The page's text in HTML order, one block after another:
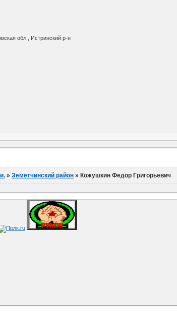
обл., Истринский р-н
»Земетчинский район » Кожушкин Федор Григорьевич